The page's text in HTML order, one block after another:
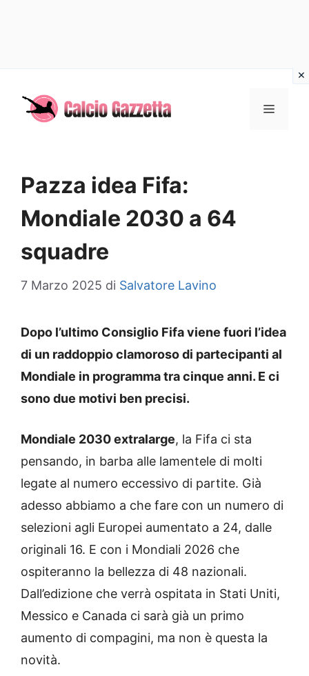
contenuto
MENU
Pazza idea Fifa:
Mondiale 2030 a 64
squadre
7 Marzo 2025 di Salvatore Lavino
Dopo l’ultimo Consiglio Fifa viene fuori l’idea
di un raddoppio clamoroso di partecipanti al
Mondiale in programma tra cinque anni. E ci
sono due motivi ben precisi.
Mondiale 2030 extralarge, la Fifa ci sta
pensando, in barba alle lamentele di molti
legate al numero eccessivo di partite. Già
adesso abbiamo a che fare con un numero di
selezioni agli Europei aumentato a 24, dalle
originali 16. E con i Mondiali 2026 che
ospiteranno la bellezza di 48 nazionali.
Dall’edizione che verrà ospitata in Stati Uniti,
Messico e Canada ci sarà già un primo
aumento di compagini, ma non è questa la
novità.